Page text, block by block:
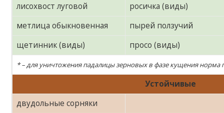
лисохвост луговой
росичка (виды)
метлица обыкновенная
пырей ползучий
щетинник (виды)
просо (виды)
* – для уничтожения падалицы зерновых в фазе кущения норма
Устойчивые
двудольные сорняки